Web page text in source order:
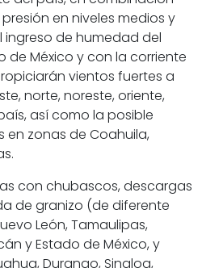
en niveles medios y
de humedad del
de México y con la corriente
vientos fuertes a
norte, noreste, oriente,
así como la posible
zonas de Coahuila,
con chubascos, descargas
de granizo (de diferente
León, Tamaulipas,
y Estado de México, y
Durango, Sinaloa,